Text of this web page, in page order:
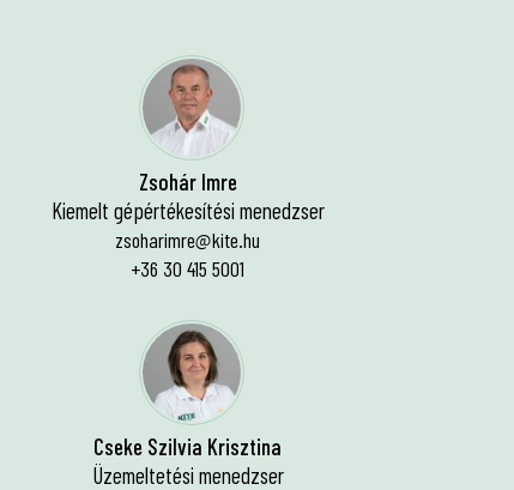
Zsohár Imre
Kiemelt gépértékesítési menedzser
zsoharimre@kite.hu
+36 30 415 5001
Cseke Szilvia Krisztina
Üzemeltetési menedzser